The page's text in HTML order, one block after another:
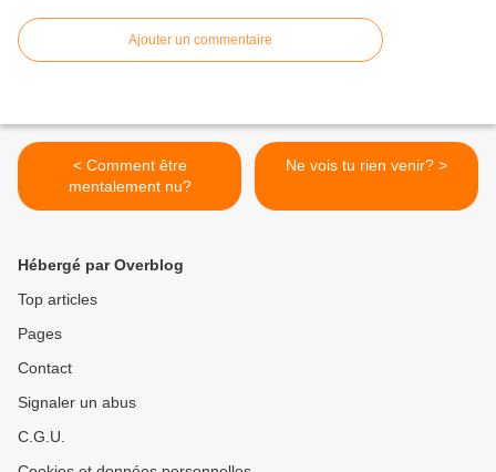
Ajouter un commentaire
< Comment être
mentalement nu?
Ne vois tu rien venir? >
Hébergé par Overblog
Top articles
Pages
Contact
Signaler un abus
C.G.U.